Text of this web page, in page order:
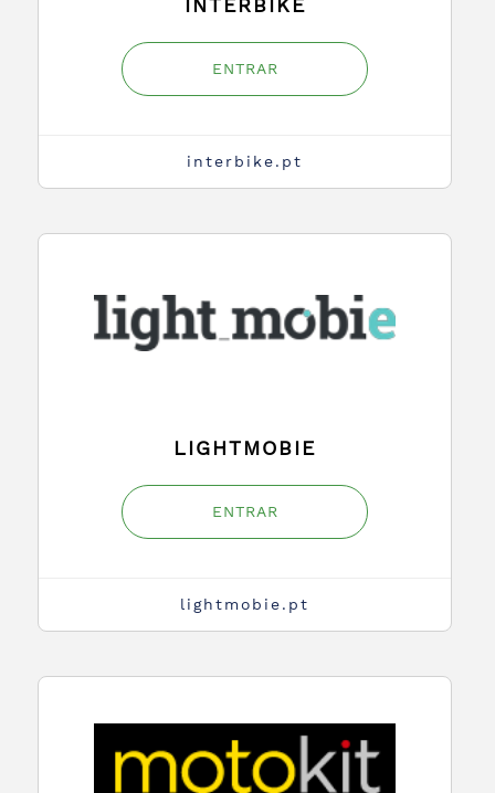
INTERBIKE
ENTRAR
interbike.pt
LIGHTMOBIE
ENTRAR
lightmobie.pt